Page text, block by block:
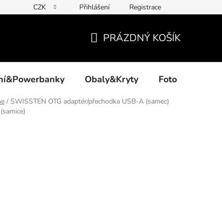
CZK Přihlášení Registrace
KOŠÍK
PRÁZDNÝ KOŠÍK
Obaly&Kryty Foto
/ SWISSTEN OTG adaptér/přechodka USB-A (samec)